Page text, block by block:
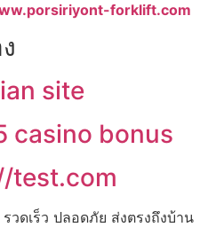
forklift.com
site
casino bonus
test.com
ดเร็ว ปลอดภัย ส่งตรงถึงบ้าน